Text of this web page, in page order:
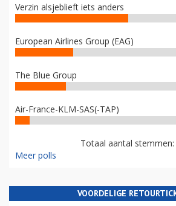
Verzin alsjeblieft iets anders
European Airlines Group (EAG)
The Blue Group
Air-France-KLM-SAS(-TAP)
Totaal aantal stemmen:
Meer polls
VOORDELIGE